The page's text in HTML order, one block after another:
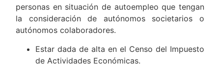
personas en situación de autoempleo que tengan
la consideración de autónomos societarios o
autónomos colaboradores.
Estar dada de alta en el Censo del Impuesto
de Actividades Económicas.